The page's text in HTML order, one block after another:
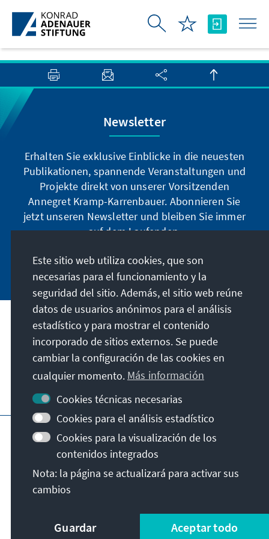
Saltar al contenido principal
Newsletter
Erhalten Sie exklusive Einblicke in die neuesten
Publikationen, spannende Veranstaltungen und
Projekte direkt von unserer Vorsitzenden
Annegret Kramp-Karrenbauer. Abonnieren Sie
jetzt unseren Newsletter und bleiben Sie immer
auf dem Laufenden.
Jetzt abonnieren
Nuestra misión
Contacto
Otras ofertas de la fundación
Pie de imprenta
Condiciones de uso
Declaración sobre accesibilidad
Barriere melden
Mapa del sitio
© Konrad-Adenauer-Stiftung e.V. 2026
Este sitio web utiliza cookies, que son
necesarias para el funcionamiento y la
seguridad del sitio. Además, el sitio web reúne
datos de usuarios anónimos para el análisis
estadístico y para mostrar el contenido
incorporado de sitios externos. Se puede
cambiar la configuración de las cookies en
cualquier momento. Más información
Cookies técnicas necesarias
Cookies para el análisis estadístico
Cookies para la visualización de los
contenidos integrados
Nota: la página se actualizará para activar sus
cambios
Guardar Aceptar todo